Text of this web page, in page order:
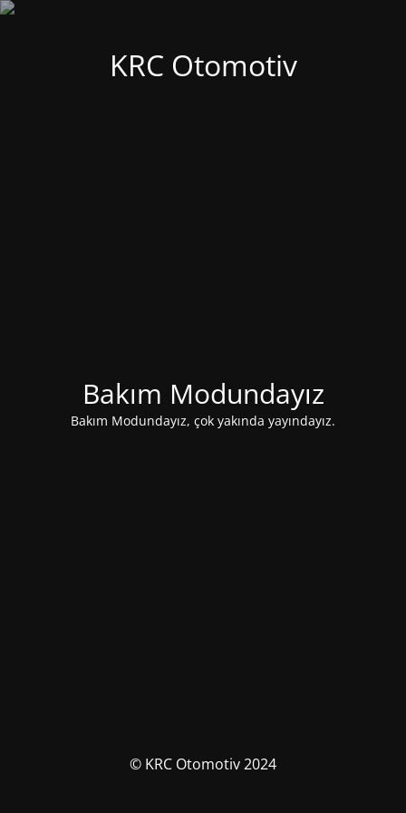
KRC Otomotiv
Bakım Modundayız
Bakım Modundayız, çok yakında yayındayız.
© KRC Otomotiv 2024